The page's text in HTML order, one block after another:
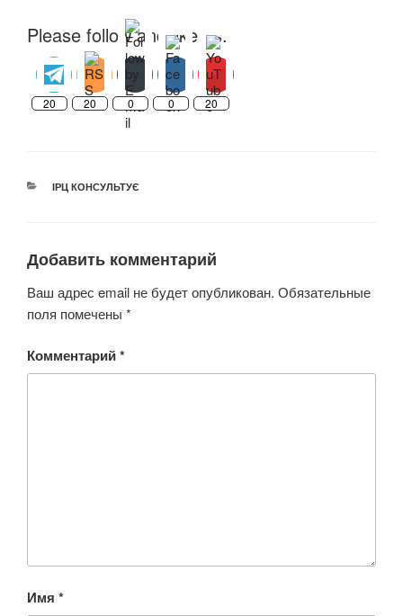
Please follow and like us:
20 20 0 0 20
РУБРИКИ
ІРЦ КОНСУЛЬТУЄ
Добавить комментарий
Ваш адрес email не будет опубликован. Обязательные
поля помечены *
Комментарий*
Имя *